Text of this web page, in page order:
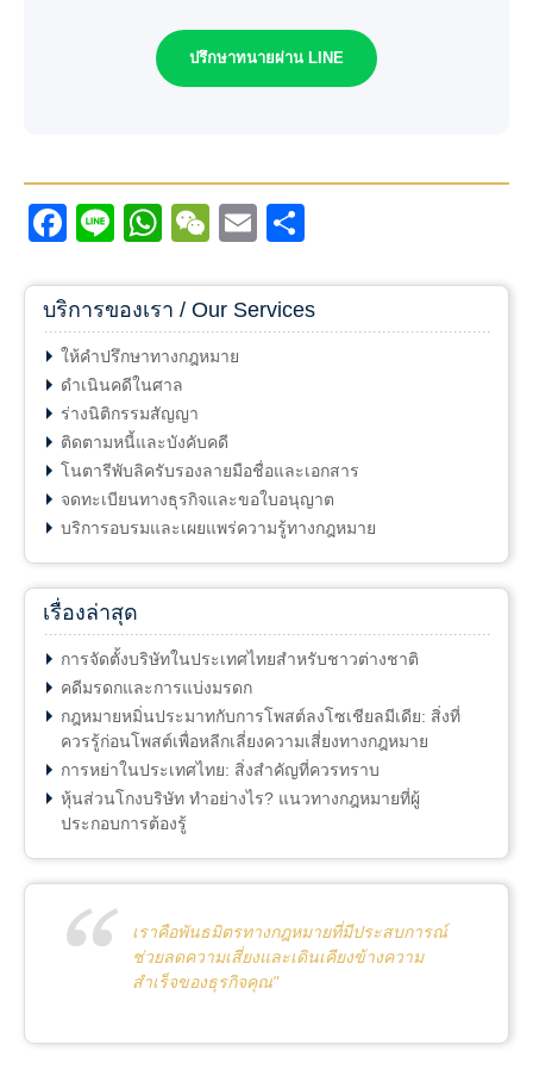
ปรึกษาทนายผ่าน LINE
Facebook
LineWhatsApp
WeChat
Email
บริการของเรา / Our Services
ให้คำปรึกษาทางกฎหมาย
ดำเนินคดีในศาล
ร่างนิติกรรมสัญญา
ติดตามหนี้และบังคับคดี
โนตารีพับลิครับรองลายมือชื่อและเอกสาร
จดทะเบียนทางธุรกิจและขอใบอนุญาต
บริการอบรมและเผยแพร่ความรู้ทางกฎหมาย
เรื่องล่าสุด
การจัดตั้งบริษัทในประเทศไทยสำหรับชาวต่างชาติ
คดีมรดกและการแบ่งมรดก
กฎหมายหมิ่นประมาทกับการโพสต์ลงโซเชียลมีเดีย: สิ่งที่
ควรรู้ก่อนโพสต์เพื่อหลีกเลี่ยงความเสี่ยงทางกฎหมาย
การหย่าในประเทศไทย: สิ่งสำคัญที่ควรทราบ
หุ้นส่วนโกงบริษัท ทำอย่างไร? แนวทางกฎหมายที่ผู้
ประกอบการต้องรู้
เราคือพันธมิตรทางกฎหมายที่มีประสบการณ์
ช่วยลดความเสี่ยงและเดินเคียงข้างความ
สำเร็จของธุรกิจคุณ"